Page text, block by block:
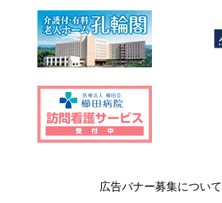
広告バナー募集について